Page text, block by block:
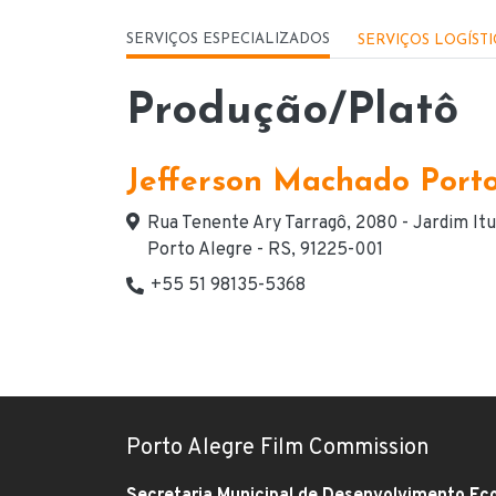
Menu - Serviços
SERVIÇOS ESPECIALIZADOS SERVIÇOS
Produção/Platô
Jefferson Machado
Endereço
Rua Tenente Ary Tarragô, 2080 - Jardim
Porto Alegre - RS, 91225-001
Telefone(s) de contato
+55 51 98135-5368
Porto Alegre Film Commission